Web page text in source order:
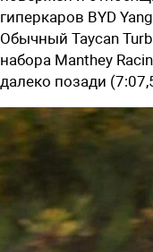
гиперкаров BYD
Обычный Taycan
набора Manthey
далеко позади